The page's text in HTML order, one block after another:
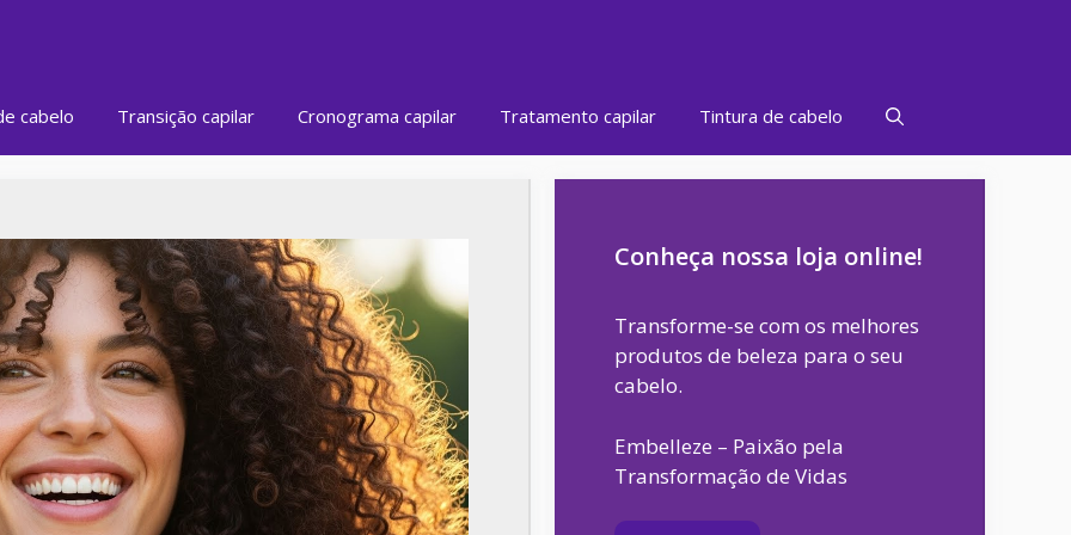
cabelo Transição capilar Cronograma capilar Tratamento capilar Tintura de cabelo
Conheça nossa loja online!
Transforme-se com os melhores
produtos de beleza para o seu
cabelo.
Embelleze – Paixão pela
Transformação de Vidas